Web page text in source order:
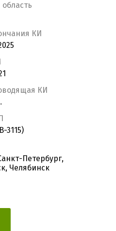
КИ
КИ
3115)
Петербург,
Челябинск